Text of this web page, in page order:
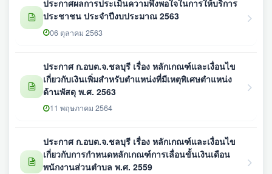
ประกาศผลการประเมินความพึงพอใจในการให้บริการ
ประชาชน ประจำปีงบประมาณ 2563
06 ตุลาคม 2563
ประกาศ ก.อบต.จ.ชลบุรี เรื่อง หลักเกณฑ์และเงื่อนไข
เกี่ยวกับเงินเพิ่มสำหรับตำแหน่งที่มีเหตุพิเศษตำแหน่ง
ด้านพัสดุ พ.ศ. 2563
11 พฤษภาคม 2564
ประกาศ ก.อบต.จ.ชลบุรี เรื่อง หลักเกณฑ์และเงื่อนไข
เกี่ยวกับการกำหนดหลักเกณฑ์การเลื่อนขั้นเงินเดือน
พนักงานส่วนตำบล พ.ศ. 2559